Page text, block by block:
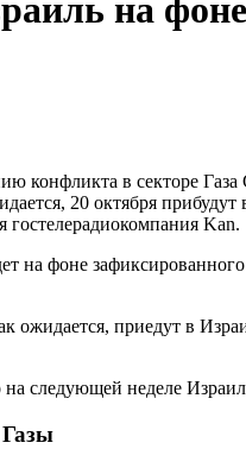
на фоне
конфликта в секторе
20 октября
гостелерадиокомпания Kan.
на фоне
приедут в
на следующей неделе